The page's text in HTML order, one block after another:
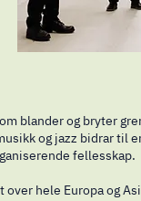
blander og bryter
og jazz bidrar til
fellesskap.
over hele Europa og